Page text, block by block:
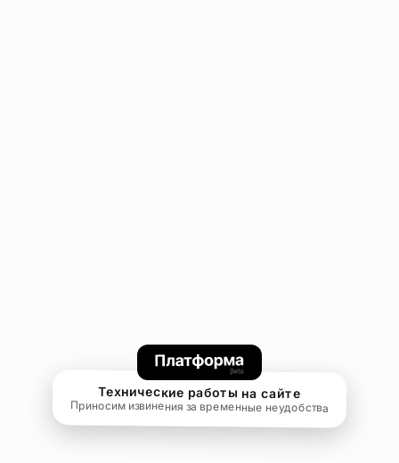
Технические работы на сайте
Приносим извинения за временные неудобства